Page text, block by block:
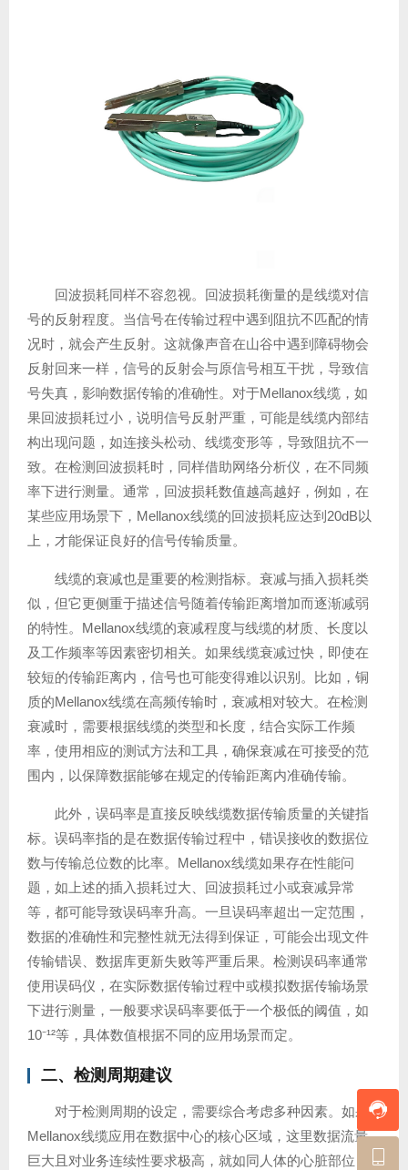
回波损耗同样不容忽视。回波损耗衡量的是线缆对信
号的反射程度。当信号在传输过程中遇到阻抗不匹配的情
况时，就会产生反射。这就像声音在山谷中遇到障碍物会
反射回来一样，信号的反射会与原信号相互干扰，导致信
号失真，影响数据传输的准确性。对于Mellanox线缆，如
果回波损耗过小，说明信号反射严重，可能是线缆内部结
构出现问题，如连接头松动、线缆变形等，导致阻抗不一
致。在检测回波损耗时，同样借助网络分析仪，在不同频
率下进行测量。通常，回波损耗数值越高越好，例如，在
某些应用场景下，Mellanox线缆的回波损耗应达到20dB以
上，才能保证良好的信号传输质量。
线缆的衰减也是重要的检测指标。衰减与插入损耗类
似，但它更侧重于描述信号随着传输距离增加而逐渐减弱
的特性。Mellanox线缆的衰减程度与线缆的材质、长度以
及工作频率等因素密切相关。如果线缆衰减过快，即使在
较短的传输距离内，信号也可能变得难以识别。比如，铜
质的Mellanox线缆在高频传输时，衰减相对较大。在检测
衰减时，需要根据线缆的类型和长度，结合实际工作频
率，使用相应的测试方法和工具，确保衰减在可接受的范
围内，以保障数据能够在规定的传输距离内准确传输。
此外，误码率是直接反映线缆数据传输质量的关键指
标。误码率指的是在数据传输过程中，错误接收的数据位
数与传输总位数的比率。Mellanox线缆如果存在性能问
题，如上述的插入损耗过大、回波损耗过小或衰减异常
等，都可能导致误码率升高。一旦误码率超出一定范围，
数据的准确性和完整性就无法得到保证，可能会出现文件
传输错误、数据库更新失败等严重后果。检测误码率通常
使用误码仪，在实际数据传输过程中或模拟数据传输场景
下进行测量，一般要求误码率要低于一个极低的阈值，如
10⁻¹²等，具体数值根据不同的应用场景而定。
二、检测周期建议
对于检测周期的设定，需要综合考虑多种因素。如果
Mellanox线缆应用在数据中心的核心区域，这里数据流量
巨大且对业务连续性要求极高，就如同人体的心脏部位，